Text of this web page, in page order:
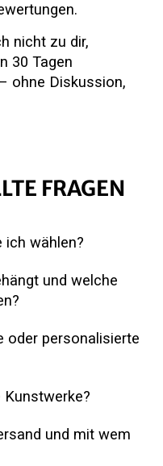
nicht zu dir,
30 Tagen
ohne Diskussion,
FRAGEN
ich wählen?
und welche
oder personalisierte
und mit wem